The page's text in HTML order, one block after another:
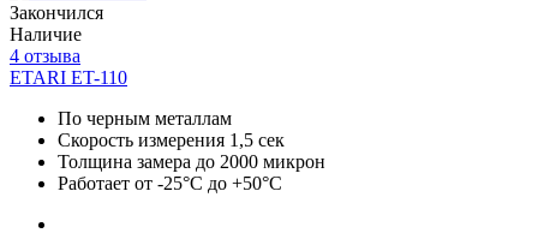
Закончился
Наличие
4 отзыва
ETARI ET-110
По черным металлам
Скорость измерения 1,5 сек
Толщина замера до 2000 микрон
Работает от -25°C до +50°C